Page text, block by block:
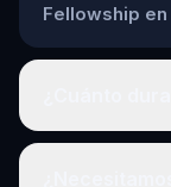
Fellowship en